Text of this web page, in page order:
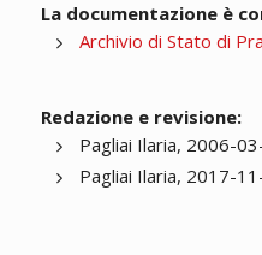
La documentazione è
Archivio di Stato di
Redazione e revisione:
Pagliai Ilaria, 2006-
Pagliai Ilaria, 2017-